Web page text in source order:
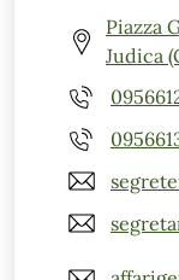
Piazza
Judica